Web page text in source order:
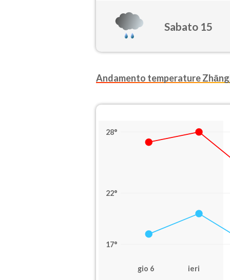
Sabato 15
Andamento temperature
28°
22°
17°
gio 6 ieri